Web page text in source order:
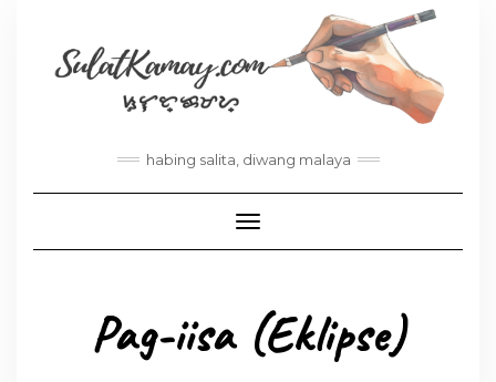
habing salita, diwang malaya
Toggle Navigation
Pag-iisa (Eklipse)